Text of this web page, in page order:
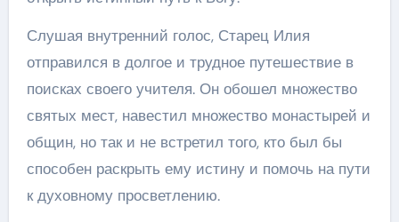
Слушая внутренний голос, Старец Илия
отправился в долгое и трудное путешествие в
поисках своего учителя. Он обошел множество
святых мест, навестил множество монастырей и
общин, но так и не встретил того, кто был бы
способен раскрыть ему истину и помочь на пути
к духовному просветлению.